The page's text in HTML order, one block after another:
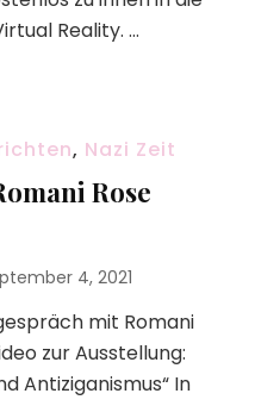
Reality. …
, Nazi Zeit
Rose
4, 2021
mit Romani
zur Ausstellung:
Antiziganismus“ In